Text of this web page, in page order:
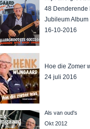
48 Denderende
Jubileum
16-10-2016
Hoe die Zomer
24 juli 2016
Als van oud's
Okt 2012